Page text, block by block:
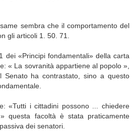
sembra che il comportamento del
gli articoli 1. 50. 71.
dei «Principi fondamentali» della carta
« La sovranità appartiene al popolo »,
Senato ha contrastato, sino a questo
«Tutti i cittadini possono ... chiedere
questa facoltà è stata praticamente
dei senatori.